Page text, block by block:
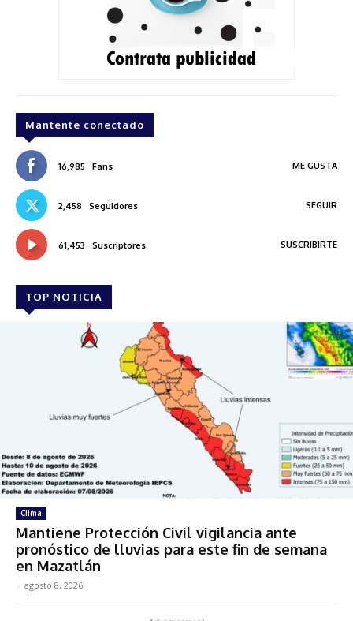
Mantente conectado
16,985 Fans ME GUSTA
2,458 Seguidores SEGUIR
61,453 Suscriptores SUSCRIBIRTE
TOP NOTICIA
Clima
Mantiene Protección Civil vigilancia ante
pronóstico de lluvias para este fin de semana
en Mazatlán
- agosto 8, 2026